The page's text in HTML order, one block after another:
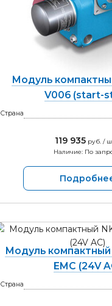
Модуль
V006 (start-
Страна
119 935 руб. /
Наличие: По
Модуль компактный
EMC (24V
Страна